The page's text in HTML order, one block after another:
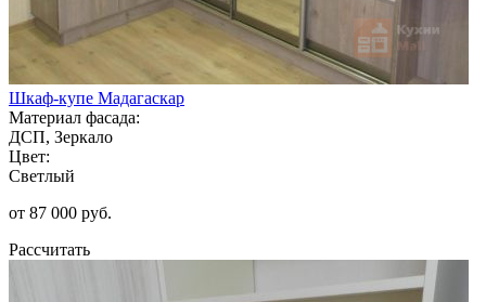
Шкаф-купе Мадагаскар
Материал фасада:
ДСП, Зеркало
Цвет:
Светлый
от 87 000 руб.
Рассчитать